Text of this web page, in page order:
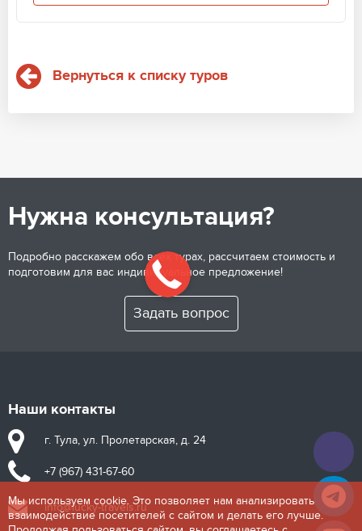
Вернуться к списку туров
Нужна консультация?
Подробно расскажем обо всех турах, рассчитаем стоимость и
подготовим для вас индивидуальное предложение!
Задать вопрос
Наши контакты
г. Тула, ул. Пролетарская, д. 24
+7 (967) 431-67-60
info@lucky-travels.ru
Мы используем cookie. Это позволяет нам анализировать
взаимодействие посетителей с сайтом и делать его лучше.